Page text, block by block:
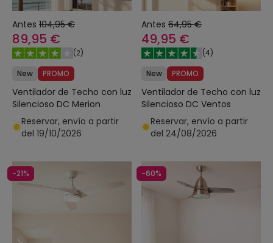
Antes 104,95 €
89,95 €
(2)
New
PROMO
Ventilador de Techo con luz
Silencioso DC Merion
Reservar, envío a partir
del 19/10/2026
Antes 64,95 €
49,95 €
(4)
New
PROMO
Ventilador de Techo con luz
Silencioso DC Ventos
Reservar, envío a partir
del 24/08/2026
-21% -60%